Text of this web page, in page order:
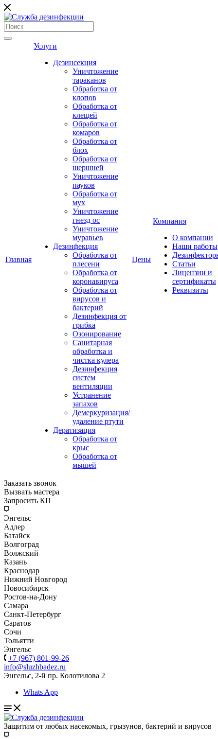
Главная
Услуги
Дезинсекция
Уничтожение
тараканов
Обработка от
клопов
Обработка от
клещей
Обработка от
комаров
Обработка от
блох
Обработка от
шершней
Уничтожение
пауков
Обработка от
мух
Уничтожение
гнезд ос
Уничтожение
муравьев
Дезинфекция
Обработка от
плесени
Обработка от
коронавируса
Обработка от
вирусов и
бактерий
Дезинфекция от
грибка
Озонирование
Санитарная
обработка и
чистка кулера
Дезинфекция
систем
вентиляции
Устранение
запахов
Демеркуризация/
удаление ртути
Дератизация
Обработка от
крыс
Обработка от
мышей
Цены
Компания
О компании
Наши работы
Статьи
Лицензии и
сертификаты
Реквизиты
Заказать звонок
Вызвать мастера
Запросить КП
Энгельс
Адлер
Батайск
Волгоград
Волжский
Казань
Краснодар
Нижний Новгород
Новосибирск
Ростов-на-Дону
Самара
Санкт-Петербург
Саратов
Сочи
Тольятти
Энгельс
+7 (967) 801-99-26
info@sluzhbadez.ru
Энгельс, 2-й пр. Колотилова 2
Whats App
Защитим от любых насекомых, грызунов, бактерий и вирусов